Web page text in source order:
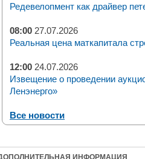
Редевелопмент как драйвер
08:00 27.07.2026
Реальная цена маткапитала
12:00 24.07.2026
Извещение о проведении
Ленэнерго»
Все новости
ИНФОРМАЦИЯ